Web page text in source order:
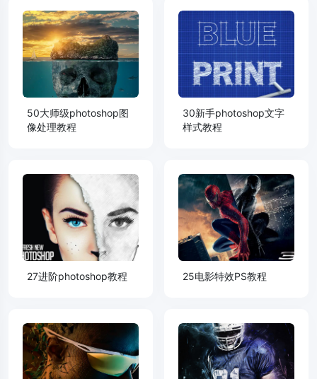
50大师级photoshop图
像处理教程
30新手photoshop文字
样式教程
27进阶photoshop教程 25电影特效PS教程